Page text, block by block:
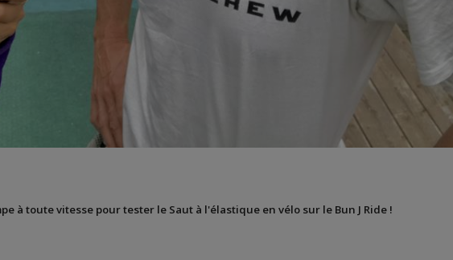
à toute vitesse pour tester le Saut à l'élastique en vélo sur le Bun J Ride !